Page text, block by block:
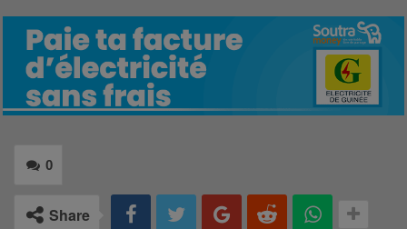
0
Share